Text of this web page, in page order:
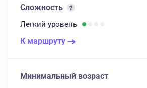
Сложность
Легкий уровень
К маршруту
Минимальный возраст